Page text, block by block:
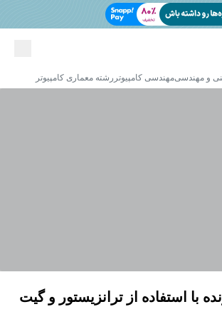
و مهندسیمهندسی کامپیوتر رشته معماری کامپیوتر
با استفاده از ترانزیستور و گیت